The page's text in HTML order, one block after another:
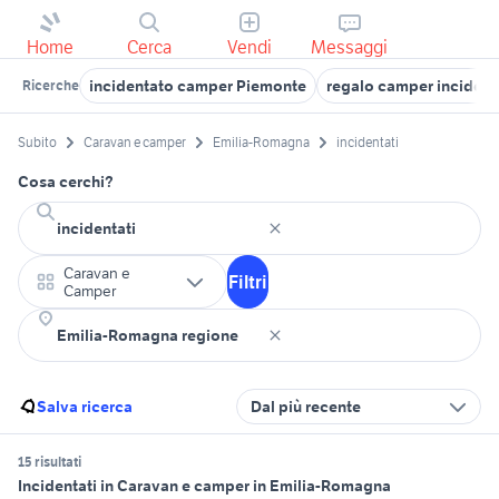
Home Cerca Vendi Messaggi
Ricerche incidentato camper Piemonte regalo camper
Subito Caravan e camper Emilia-Romagna incidentati
Cosa cerchi?
Caravan e
Camper
Filtri
Salva ricerca Dal più recente
15 risultati
Incidentati in Caravan e camper in Emilia-Romagna